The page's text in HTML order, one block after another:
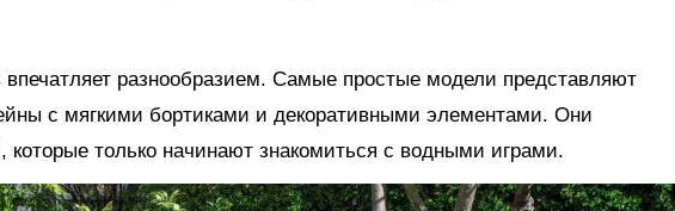
разнообразием. Самые простые модели представляют
с мягкими бортиками и декоративными элементами. Они
только начинают знакомиться с водными играми.